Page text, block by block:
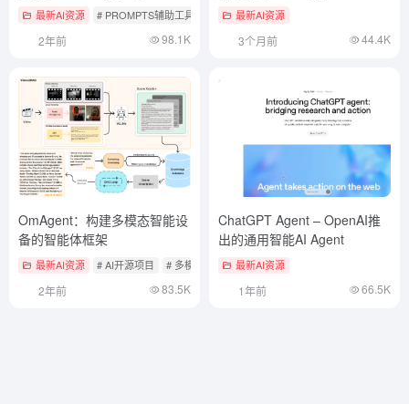
最新AI资源 # PROMPTS辅助工具
2年前 98.1K
最新AI资源
3个月前 44.4K
OmAgent：构建多模态智能设
备的智能体框架
最新AI资源 # AI开源项目 # 多模态实时互动产品 # 智能体开发框架
2年前 83.5K
ChatGPT Agent – OpenAI推
出的通用智能AI Agent
最新AI资源
1年前 66.5K